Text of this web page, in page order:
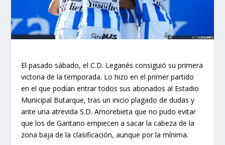
El pasado sábado, el C.D. Leganés consiguió su primera
victoria de la temporada. Lo hizo en el primer partido
en el que podían entrar todos sus abonados al Estadio
Municipal Butarque, tras un inicio plagado de dudas y
ante una atrevida S.D. Amorebieta que no pudo evitar
que los de Garitano empiecen a sacar la cabeza de la
zona baja de la clasificación, aunque por la mínima.